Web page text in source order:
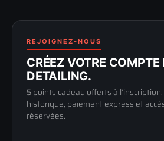
Politique de retour
Conditions générales
Mentions légales
Confidentialité
89100 SENS
03 73 61 02 02
Lun-Ven
9h-12h / 14h-17h
REJOIGNEZ-NOUS
CRÉEZ VOTRE
DETAILING.
5 points cadeau offerts à
historique, paiement express et
réservées.